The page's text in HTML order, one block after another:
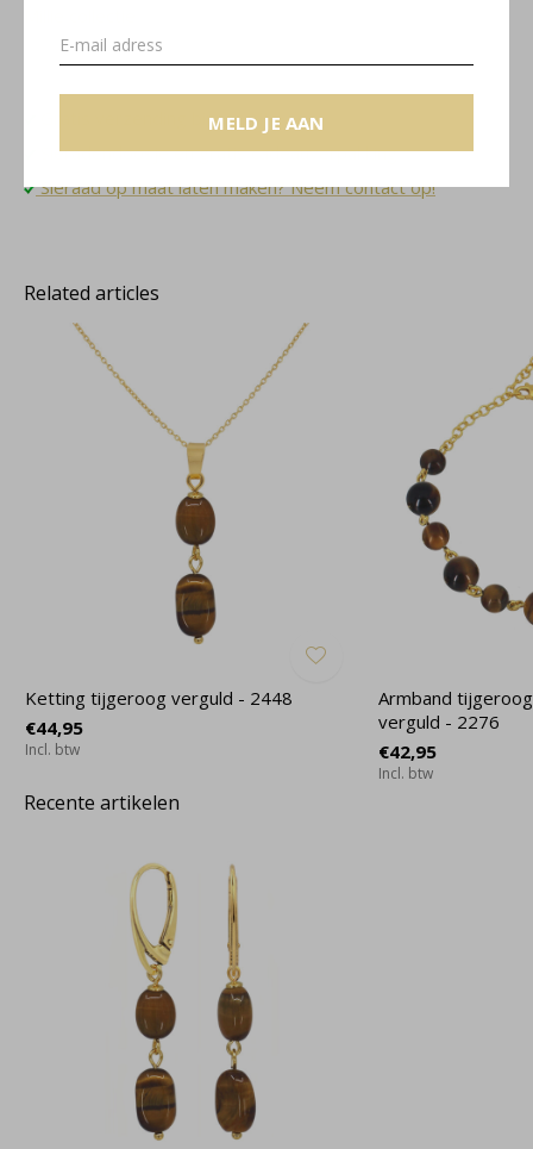
MELD JE AAN
Gratis verzending binnen NL
Sieradendoosje en gratis cadeauverpakking
Sieraad op maat laten maken? Neem contact op!
Related articles
Ketting tijgeroog verguld - 2448
€44,95
Incl. btw
Armband
verguld - 2276
€42,95
Incl. btw
Recente artikelen